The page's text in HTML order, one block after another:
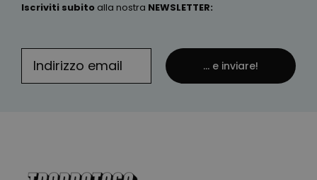
Iscriviti subito alla nostra NEWSLETTER:
... e inviare!